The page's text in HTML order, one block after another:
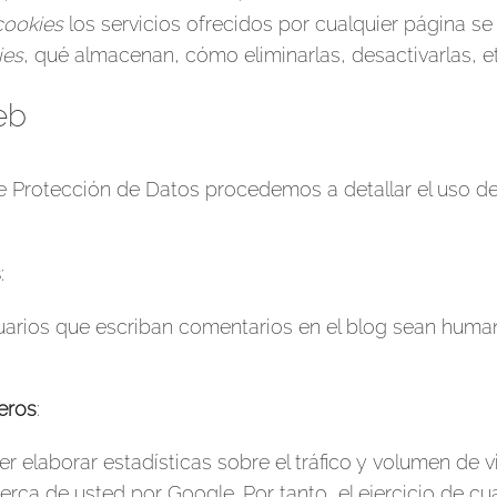
los servicios ofrecidos por cualquier página
, qué almacenan, cómo eliminarlas, desactivarlas,
Protección de Datos procedemos a detallar el uso
:
que escriban comentarios en el blog sean
:
elaborar estadísticas sobre el tráfico y volumen de